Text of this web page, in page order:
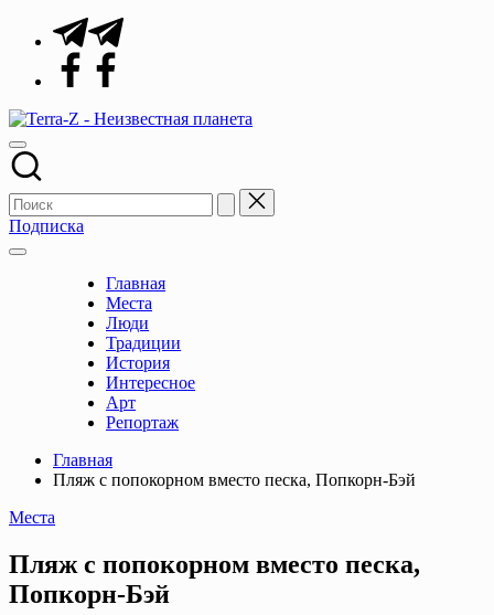
Перейти
содержимому
Telegram
Facebook
планета
Места,
традиции,
история,
события
Подписка
Главная
Места
Люди
Традиции
История
Интересное
Арт
Репортаж
Главная
Пляж с попокорном вместо песка, Попкорн-Бэй
Опубликовано
Места
Пляж с попокорном вместо песка,
Попкорн-Бэй